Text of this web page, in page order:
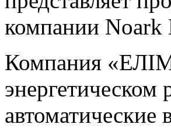
Компания
автоматические